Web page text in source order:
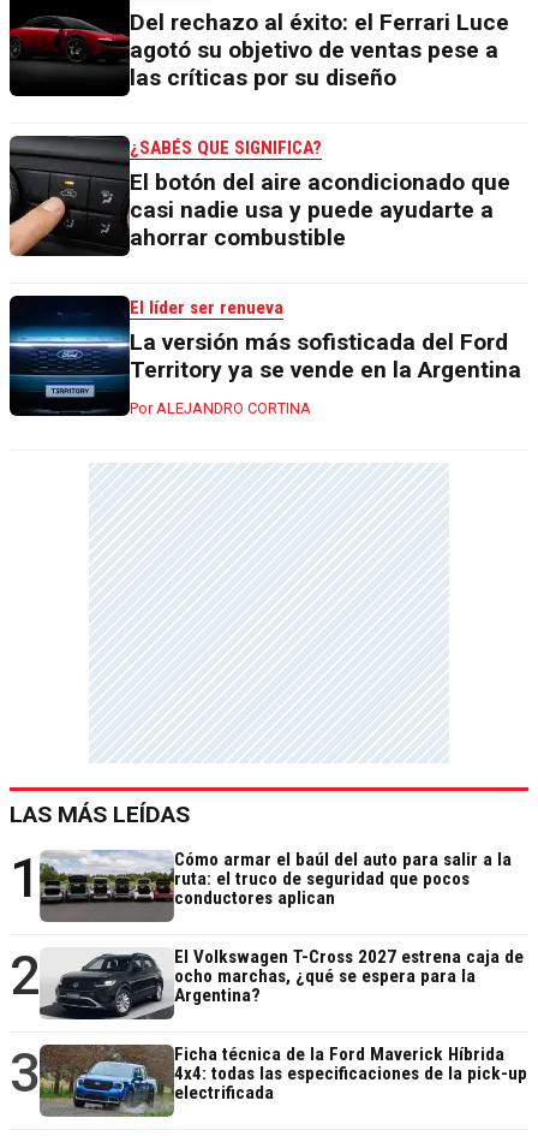
Del rechazo al éxito: el Ferrari Luce
agotó su objetivo de ventas pese a
las críticas por su diseño
¿SABÉS QUE SIGNIFICA?
El botón del aire acondicionado que
casi nadie usa y puede ayudarte a
ahorrar combustible
El líder ser renueva
La versión más sofisticada del Ford
Territory ya se vende en la Argentina
ALEJANDRO CORTINA
LAS MÁS LEÍDAS
1
Cómo armar el baúl del auto para salir a la
ruta: el truco de seguridad que pocos
conductores aplican
2
El Volkswagen T-Cross 2027 estrena caja de
ocho marchas, ¿qué se espera para la
Argentina?
3
Ficha técnica de la Ford Maverick Híbrida
4x4: todas las especificaciones de la pick-up
electrificada